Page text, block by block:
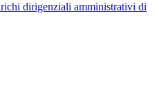
dirigenziali amministrativi di